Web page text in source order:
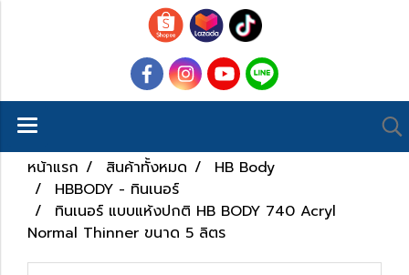
หน้าแรก สินค้าทั้งหมด
HB Body
HBBODY - ทินเนอร์
ทินเนอร์ แบบแห้งปกติ HB BODY 740 Acryl
Normal Thinner ขนาด 5 ลิตร